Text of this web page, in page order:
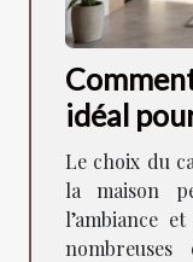
idéal
votre
Le choix du
la maison
l’ambiance